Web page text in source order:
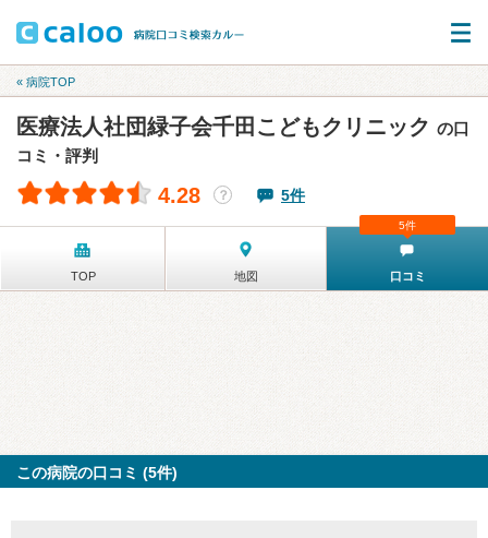
« 病院TOP
医療法人社団緑子会千田こどもクリニック の口
コミ・評判
4.28 ？ 5件
TOP 地図 口コミ
5件
この病院の口コミ (5件)